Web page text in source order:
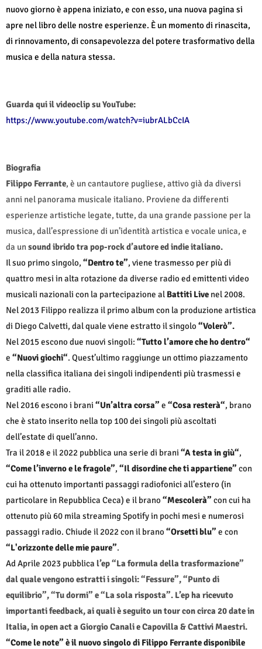
nuovo giorno è appena iniziato, e con esso, una nuova pagina si
apre nel libro delle nostre esperienze. È un momento di rinascita,
di rinnovamento, di consapevolezza del potere trasformativo della
musica e della natura stessa.
Guarda qui il videoclip su YouTube:
https://www.youtube.com/watch?v=iubrALbCcIA
Biografia
Filippo Ferrante, è un cantautore pugliese, attivo già da diversi
anni nel panorama musicale italiano. Proviene da differenti
esperienze artistiche legate, tutte, da una grande passione per la
musica, dall’espressione di un’identità artistica e vocale unica, e
da unsound ibrido tra pop-rock d’autore ed indie italiano.
Il suo primo singolo, “Dentro te”, viene trasmesso per più di
quattro mesi in alta rotazione da diverse radio ed emittenti video
musicali nazionali con la partecipazione al Battiti Live nel 2008.
Nel 2013 Filippo realizza il primo album con la produzione artistica
di Diego Calvetti, dal quale viene estratto il singolo“Volerò”.
Nel 2015 escono due nuovi singoli: “Tutto l’amore che ho dentro“
e “Nuovi giochi“. Quest’ultimo raggiunge un ottimo piazzamento
nella classifica italiana dei singoli indipendenti più trasmessi e
graditi alle radio.
Nel 2016 escono i brani “Un’altra corsa” e “Cosa resterà“, brano
che è stato inserito nella top 100 dei singoli più ascoltati
dell’estate di quell’anno.
Tra il 2018 e il 2022 pubblica una serie di brani “A testa in giù“,
“Come l’inverno e le fragole”, “Il disordine che ti appartiene” con
cui ha ottenuto importanti passaggi radiofonici all’estero (in
particolare in Repubblica Ceca) e il brano“Mescolerà” con cui ha
ottenuto più 60 mila streaming Spotify in pochi mesi e numerosi
passaggi radio. Chiude il 2022 con il brano“Orsetti blu” e con
“L'orizzonte delle mie paure”.
Ad Aprile 2023 pubblica l’ep “La formula della trasformazione”
dal quale vengono estratti i singoli: “Fessure”, “Punto di
equilibrio”, “Tu dormi” e “La sola risposta”. L’ep ha ricevuto
importanti feedback, ai quali è seguito un tour con circa 20 date in
Italia, in open act a Giorgio Canali e Capovilla & Cattivi Maestri.
“Come le note” è il nuovo singolo di Filippo Ferrante disponibile